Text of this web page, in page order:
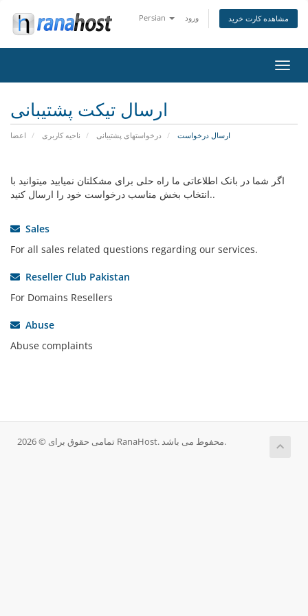
Persian ورود مشاهده کارت خرید
تغییر
ارسال تیکت پشتیبانی
اعضا ناحیه کاربری درخواستهای پشتیبانی ارسال درخواست
اگر شما در بانک اطلاعاتی ما راه حلی برای مشکلتان نمیابید میتوانید با
انتخاب بخش مناسب درخواست خود را ارسال کنید..
Sales
For all sales related questions regarding our services.
Reseller Club Pakistan
For Domains Resellers
Abuse
Abuse complaints
تمامی حقوق برای © 2026 RanaHost. محفوط می باشد.